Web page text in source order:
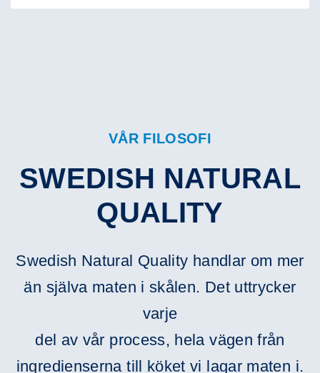
VÅR FILOSOFI
SWEDISH NATURAL
QUALITY
Swedish Natural Quality handlar om mer
än själva maten i skålen. Det uttrycker
varje
del av vår process, hela vägen från
ingredienserna till köket vi lagar maten i.